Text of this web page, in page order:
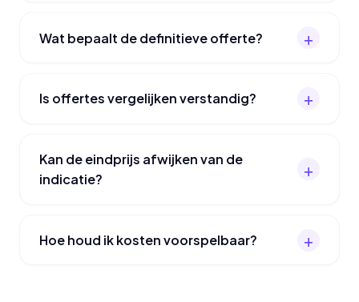
Wat bepaalt de definitieve offerte?
Is offertes vergelijken verstandig?
Kan de eindprijs afwijken van de
indicatie?
Hoe houd ik kosten voorspelbaar?